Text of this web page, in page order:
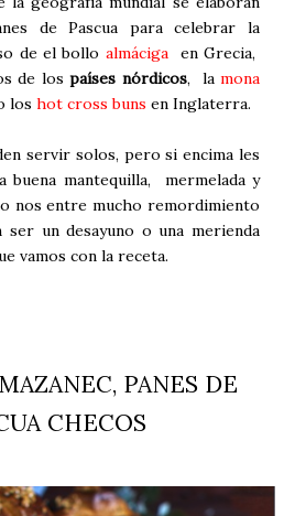
de Pascua para celebrar la
de el bollo almáciga
en Grecia,
de los países nórdicos, la mona
los hot cross buns en Inglaterra.
servir solos, pero si encima les
buena mantequilla, mermelada y
nos entre mucho remordimiento
ser un desayuno o una merienda
vamos con la receta.
PANES DE
CHECOS